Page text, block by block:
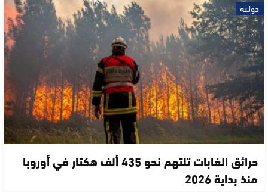
دولية
حرائق الغابات تلتهم نحو 435 ألف هكتار في أوروبا
منذ بداية 2026